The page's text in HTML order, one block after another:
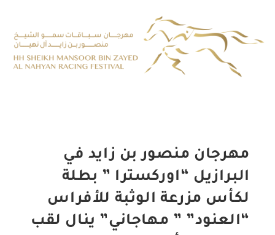
مهرجان منصور بن زايد في
البرازيل “اوركسترا ” بطلة
لكأس مزرعة الوثبة للأفراس
“العنود” ” مهاجاني” ينال لقب